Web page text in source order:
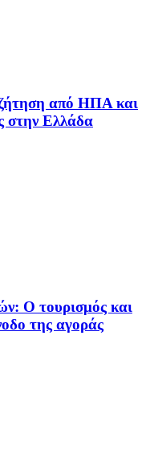
από ΗΠΑ και
στην Ελλάδα
Ο τουρισμός και
της αγοράς